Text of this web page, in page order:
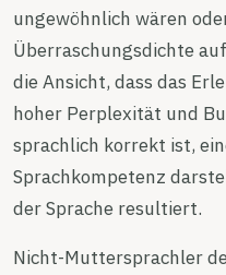
ungewöhnlich wären
Überraschungsdichte
die Ansicht, dass das
hoher Perplexität und
sprachlich korrekt ist,
Sprachkompetenz
der Sprache resultiert.
Nicht-Muttersprachler